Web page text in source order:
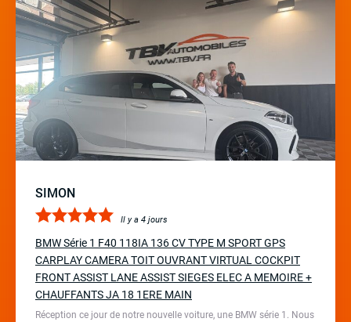
SIMON
Il y a 4 jours
BMW Série 1 F40 118IA 136 CV TYPE M SPORT GPS
CARPLAY CAMERA TOIT OUVRANT VIRTUAL COCKPIT
FRONT ASSIST LANE ASSIST SIEGES ELEC A MEMOIRE +
CHAUFFANTS JA 18 1ERE MAIN
Réception ce jour de notre nouvelle voiture, une BMW série 1. Nous